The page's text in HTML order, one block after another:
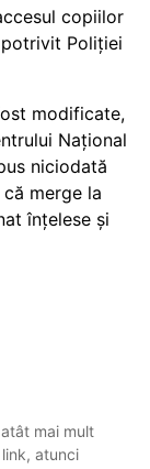
copiilor
Poliției
modificate,
Național
niciodată
merge la
înțelese și
mai mult
atunci